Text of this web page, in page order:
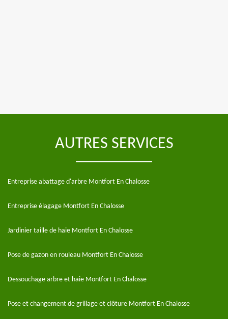
AUTRES SERVICES
Entreprise abattage d'arbre Montfort En Chalosse
Entreprise élagage Montfort En Chalosse
Jardinier taille de haie Montfort En Chalosse
Pose de gazon en rouleau Montfort En Chalosse
Dessouchage arbre et haie Montfort En Chalosse
Pose et changement de grillage et clôture Montfort En Chalosse